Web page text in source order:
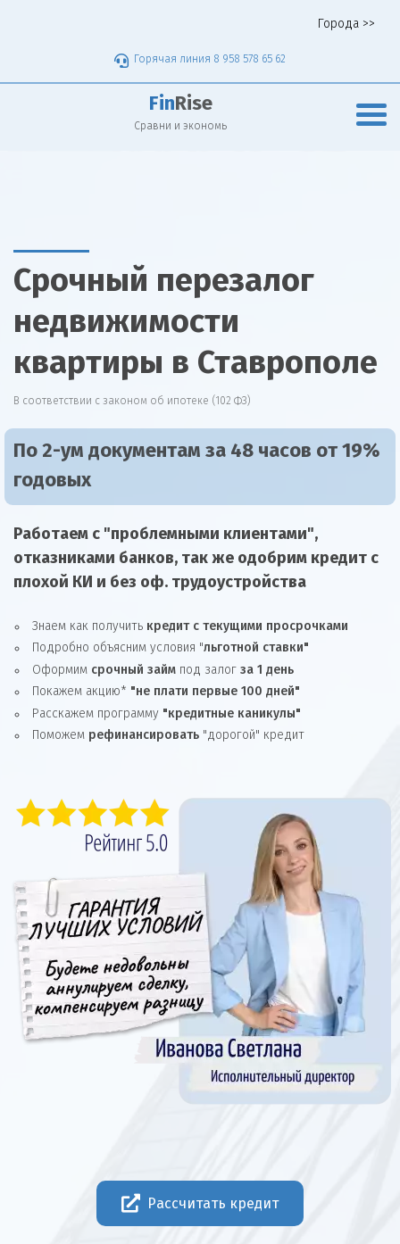
Города >>
Горячая линия 8 958 578 65 62
Fin Rise
Сравни и экономь
Срочный перезалог
недвижимости
квартиры в Ставрополе
В соответствии с законом об ипотеке (102 ФЗ)
По 2-ум документам за 48 часов от 19%
годовых
Работаем с "проблемными клиентами",
отказниками банков, так же одобрим кредит с
плохой КИ и без оф. трудоустройства
Знаем как получить кредит с текущими просрочками
Подробно объясним условия "льготной ставки"
Оформим срочный займ под залог за 1 день
Покажем акцию* "не плати первые 100 дней"
Расскажем программу "кредитные каникулы"
Поможем рефинансировать "дорогой" кредит
Рассчитать кредит